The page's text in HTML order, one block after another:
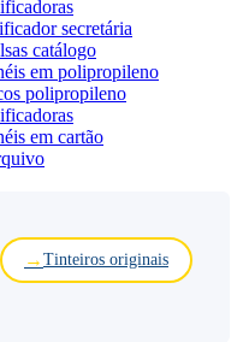
secretária
catálogo
em polipropileno
polipropileno
em cartão
Tinteiros originais